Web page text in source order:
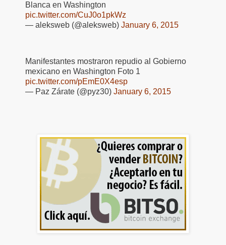
Blanca en Washington
pic.twitter.com/CuJ0o1pkWz
— aleksweb (@aleksweb) January 6, 2015
Manifestantes mostraron repudio al Gobierno
mexicano en Washington Foto 1
pic.twitter.com/pEmE0X4esp
— Paz Zárate (@pyz30) January 6, 2015